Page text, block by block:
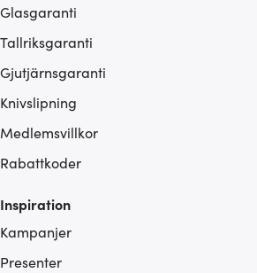
Glasgaranti
Tallriksgaranti
Gjutjärnsgaranti
Knivslipning
Medlemsvillkor
Rabattkoder
Inspiration
Kampanjer
Presenter